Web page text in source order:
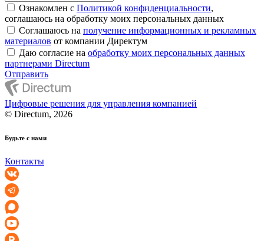
Ознакомлен с Политикой конфиденциальности,
соглашаюсь на обработку моих персональных данных
Соглашаюсь на получение информационных и рекламных
материалов от компании Директум
Даю согласие на обработку моих персональных данных
партнерами Directum
Отправить
Цифровые решения для управления компанией
© Directum, 2026
Будьте с нами
Контакты